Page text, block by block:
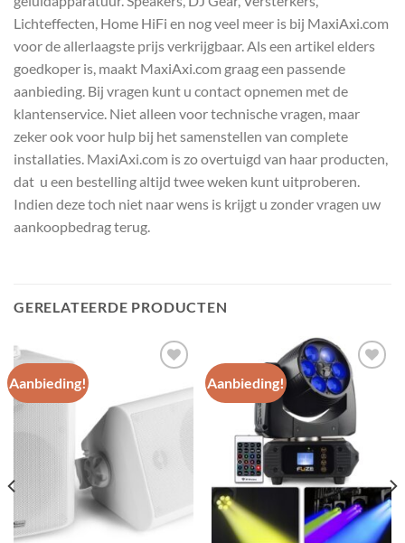
Lichteffecten, Home HiFi en nog veel meer is bij MaxiAxi.com
voor de allerlaagste prijs verkrijgbaar. Als een artikel elders
goedkoper is, maakt MaxiAxi.com graag een passende
aanbieding. Bij vragen kunt u contact opnemen met de
klantenservice. Niet alleen voor technische vragen, maar
zeker ook voor hulp bij het samenstellen van complete
installaties. MaxiAxi.com is zo overtuigd van haar producten,
dat u een bestelling altijd twee weken kunt uitproberen.
Indien deze toch niet naar wens is krijgt u zonder vragen uw
aankoopbedrag terug.
GERELATEERDE PRODUCTEN
Aanbieding! Aanbieding!
Toevoegen
wenslijst